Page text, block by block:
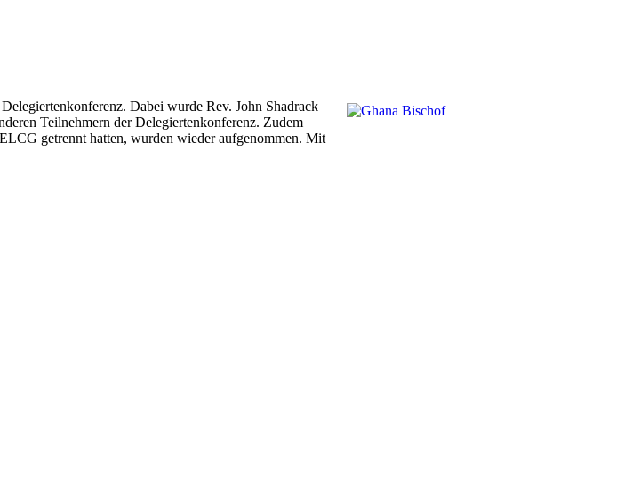
Dabei wurde Rev. John Shadrack
Teilnehmern der Delegiertenkonferenz. Zudem
getrennt hatten, wurden wieder aufgenommen. Mit